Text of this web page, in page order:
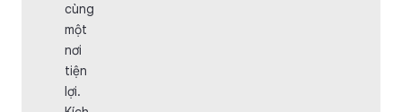
cùng
một
nơi
tiện
lợi.